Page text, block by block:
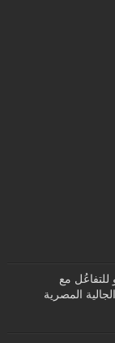
للتفاعُل مع
المصرية